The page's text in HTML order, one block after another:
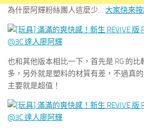
為什麼阿輝粉絲團人這麼少… 大家快來
也和其他版本相比一下，首先是 RG 的
多，另外就是塑料的材質有差，不過真
主要就是超值！